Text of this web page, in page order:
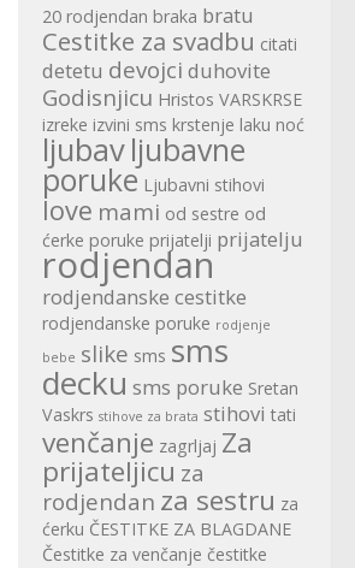
20 rodjendan braka bratu
Cestitke za svadbu citati
detetu devojci duhovite
Godisnjicu Hristos VARSKRSE
izreke izvini sms krstenje laku noć
ljubavljubavne
poruke Ljubavni stihovi
love mami od sestre od
ćerke poruke prijatelji prijatelju
rodjendan
rodjendanske cestitke
rodjendanske poruke rodjenje
bebe slike sms sms
decku sms poruke Sretan
Vaskrs stihove za brata stihovi tati
venčanje zagrljaj Za
prijateljicu za
rodjendan za sestru za
ćerku ČESTITKE ZA BLAGDANE
Čestitke za venčanje čestitke